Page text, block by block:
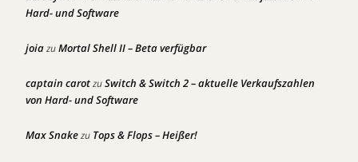
Hard- und Software
joiazuMortal Shell II – Beta verfügbar
captain carotzuSwitch & Switch 2 – aktuelle Verkaufszahlen
von Hard- und Software
Max Snakezu Tops & Flops – Heißer!